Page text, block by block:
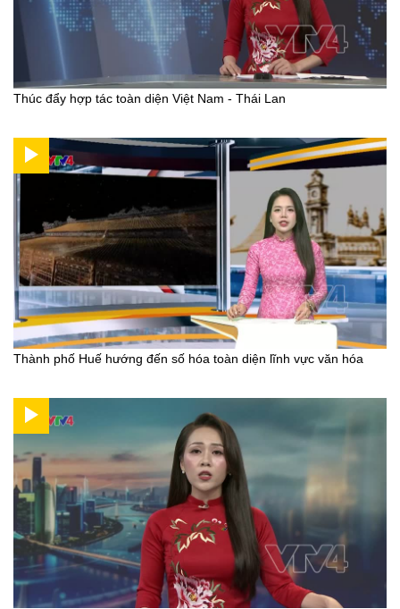
Thúc đẩy hợp tác toàn diện Việt Nam - Thái Lan
Thành phố Huế hướng đến số hóa toàn diện lĩnh vực văn hóa